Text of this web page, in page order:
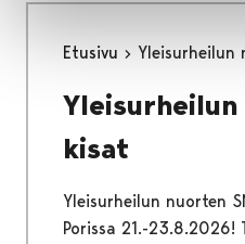
Etusivu Yleisurheilun
kisat
Yleisurheilun nuorten
Porissa 21.-